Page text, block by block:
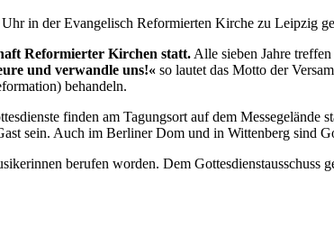
in der Evangelisch Reformierten Kirche zu Leipzig
Reformierter Kirchen statt.Alle sieben Jahre
und verwandle uns!« so lautet das Motto der
behandeln.
finden am Tagungsort auf dem Messegelände
sein. Auch im Berliner Dom und in Wittenberg sind
berufen worden. Dem Gottesdienstausschuss